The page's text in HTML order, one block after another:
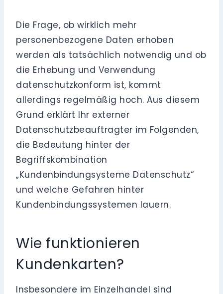
Die Frage, ob wirklich mehr
personenbezogene Daten erhoben
werden als tatsächlich notwendig und ob
die Erhebung und Verwendung
datenschutzkonform ist, kommt
allerdings regelmäßig hoch. Aus diesem
Grund erklärt Ihr externer
Datenschutzbeauftragter im Folgenden,
die Bedeutung hinter der
Begriffskombination
„Kundenbindungsysteme Datenschutz“
und welche Gefahren hinter
Kundenbindungssystemen lauern.
Wie funktionieren
Kundenkarten?
Insbesondere im Einzelhandel sind